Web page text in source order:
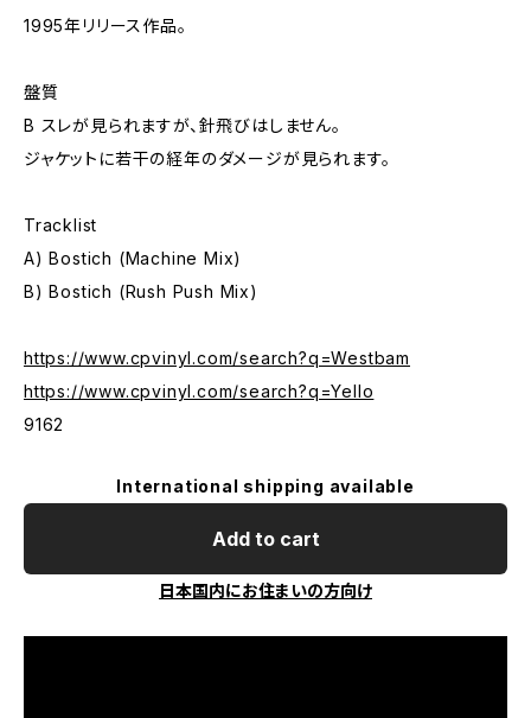
1995年リリース作品。
盤質
B スレが見られますが、針飛びはしません。
ジャケットに若干の経年のダメージが見られます。
Tracklist
A) Bostich (Machine Mix)
B) Bostich (Rush Push Mix)
https://www.cpvinyl.com/search?q=Westbam
https://www.cpvinyl.com/search?q=Yello
9162
International shipping available
Add to cart
日本国内にお住まいの方向け